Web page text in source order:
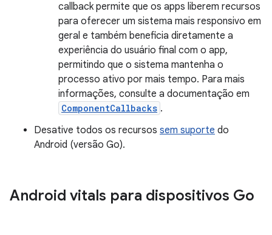
callback permite que os apps liberem recursos
para oferecer um sistema mais responsivo em
geral e também beneficia diretamente a
experiência do usuário final com o app,
permitindo que o sistema mantenha o
processo ativo por mais tempo. Para mais
informações, consulte a documentação em
ComponentCallbacks .
Desative todos os recursos sem suporte do
Android (versão Go).
Android vitals para dispositivos Go